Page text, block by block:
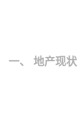
一、 地产现状